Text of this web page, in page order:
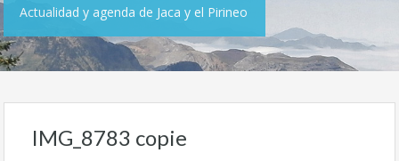
Actualidad y agenda de Jaca y el Pirineo
IMG_8783 copie